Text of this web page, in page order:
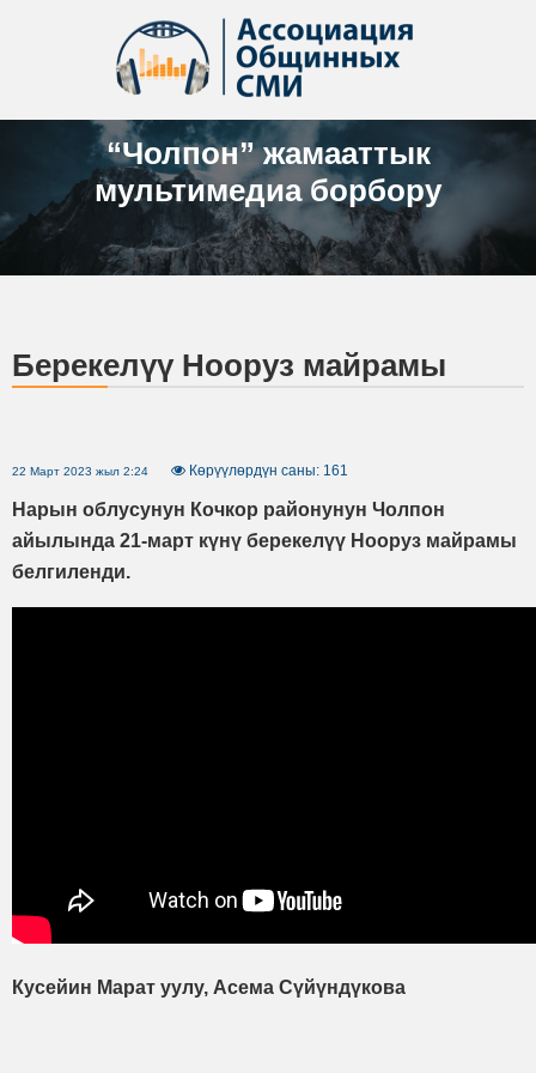
“Чолпон” жамааттык
мультимедиа борбору
Берекелүү Нооруз майрамы
22 Март 2023 жыл 2:24 Көрүүлөрдүн саны: 161
Нарын облусунун Кочкор районунун Чолпон
айылында 21-март күнү берекелүү Нооруз майрамы
белгиленди.
Кусейин Марат уулу, Асема Сүйүндүкова